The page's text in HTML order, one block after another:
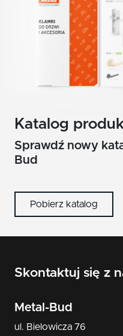
brąz
grafit
chrom
nikiel
Katalog
Sprawdź nowy
Bud
Pobierz katalog
Skontaktuj się z
Metal-Bud
ul. Bielowicza 76